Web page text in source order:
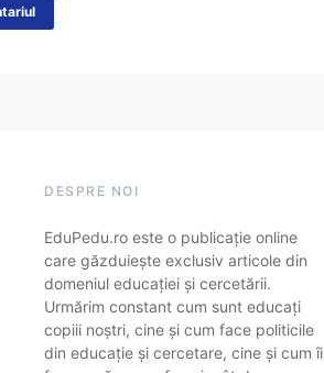
DESPRE NOI
EduPedu.ro este o publicație online
care găzduiește exclusiv articole din
domeniul educației și cercetării.
Urmărim constant cum sunt educați
copiii noștri, cine și cum face politicile
din educație și cercetare, cine și cum îi